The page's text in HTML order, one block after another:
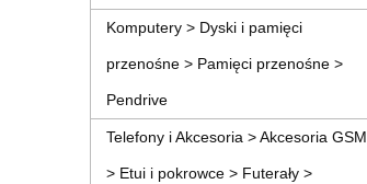
Komputery > Dyski i pamięci
przenośne > Pamięci przenośne >
Pendrive
Telefony i Akcesoria > Akcesoria GSM
> Etui i pokrowce > Futerały >